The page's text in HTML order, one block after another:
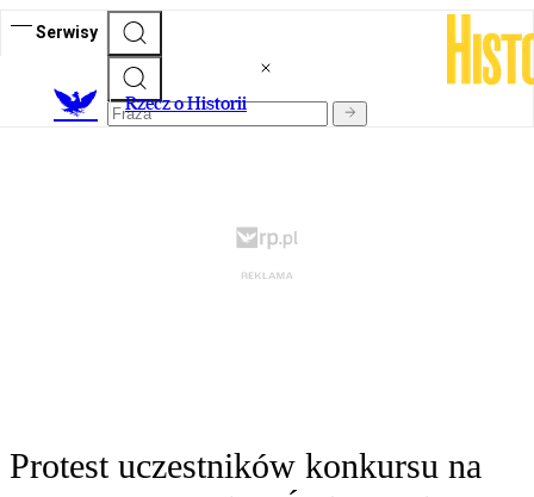
Serwisy
Rzecz o Historii
Protest uczestników konkursu na